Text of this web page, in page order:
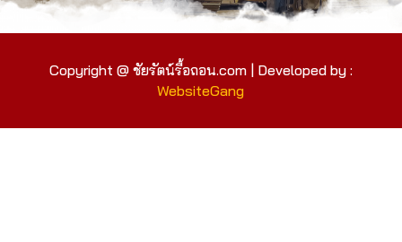
Copyright @ ชัยรัตน์รื้อถอน.com | Developed by :
WebsiteGang